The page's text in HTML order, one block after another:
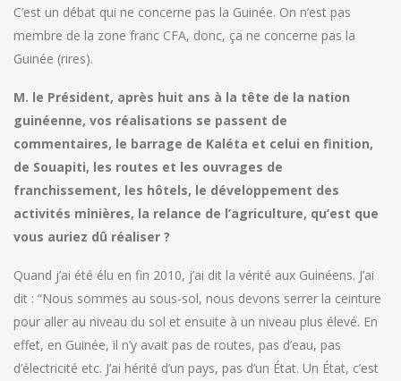
C’est un débat qui ne concerne pas la Guinée. On n’est pas
membre de la zone franc CFA, donc, ça ne concerne pas la
Guinée (rires).
M. le Président, après huit ans à la tête de la nation
guinéenne, vos réalisations se passent de
commentaires, le barrage de Kaléta et celui en finition,
de Souapiti, les routes et les ouvrages de
franchissement, les hôtels, le développement des
activités minières, la relance de l’agriculture, qu’est que
vous auriez dû réaliser ?
Quand j’ai été élu en fin 2010, j’ai dit la vérité aux Guinéens. J’ai
dit : “Nous sommes au sous-sol, nous devons serrer la ceinture
pour aller au niveau du sol et ensuite à un niveau plus élevé. En
effet, en Guinée, il n’y avait pas de routes, pas d’eau, pas
d’électricité etc. J’ai hérité d’un pays, pas d’un État. Un État, c’est